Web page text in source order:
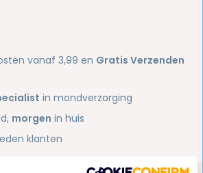
vanaf 3,99 en Gratis Verzenden
in mondverzorging
morgen in huis
klanten